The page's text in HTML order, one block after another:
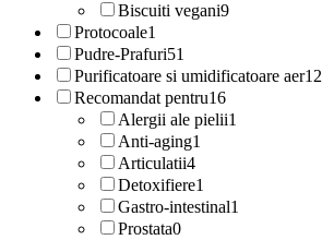
Biscuiti vegani9
Protocoale1
Pudre-Prafuri51
Purificatoare si umidificatoare aer12
Recomandat pentru16
Alergii ale pielii1
Anti-aging1
Articulatii4
Detoxifiere1
Gastro-intestinal1
Prostata0